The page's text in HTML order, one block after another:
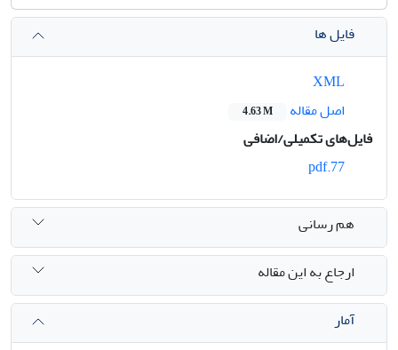
فایل ها
اصل مقاله
4.63 M
فایل‌های تکمیلی/اضافی
هم رسانی
ارجاع به این مقاله
آمار